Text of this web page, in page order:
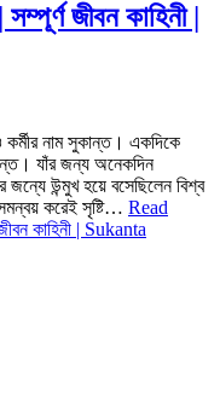
জীবন কাহিনী |
নাম সুকান্ত। একদিকে
যাঁর জন্য অনেকদিন
জন্যে উন্মুখ হয়ে বসেছিলেন বিশ্ব
করেই সৃষ্টি… Read
জীবন কাহিনী | Sukanta